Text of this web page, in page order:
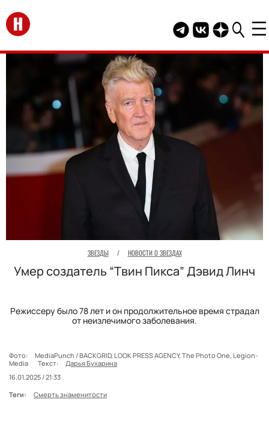
Перейти на главную
Telegram канал
Группа HELLO
Канал
ЗВЕЗДЫ / НОВОСТИ О ЗВЕЗДАХ
Умер создатель “Твин Пикса” Дэвид Линч
Режиссеру было 78 лет и он продолжительное время страдал
от неизлечимого заболевания.
Фото:
MediaPunch / BACKGRID, LOOK PRESS AGENCY, The Photo One, Legion-
Media
Текст:
Дарья Бухарина
16.01.2025 / 21:33
Теги:
Смерть знаменитости